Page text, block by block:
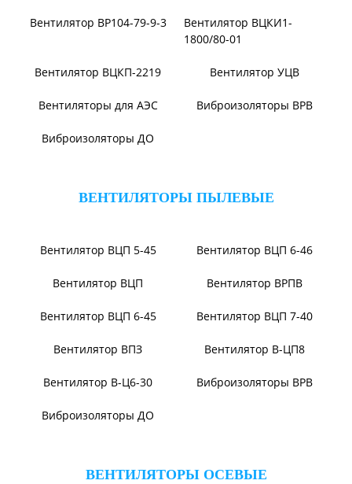
Вентилятор ВР104-79-9-3
Вентилятор ВЦКИ1-
Вентилятор ВЦКП-2219 Вентилятор УЦВ